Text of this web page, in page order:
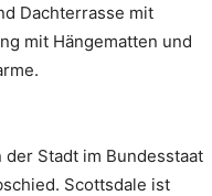
Dachterrasse mit
mit Hängematten und
Stadt im Bundesstaat
Scottsdale ist